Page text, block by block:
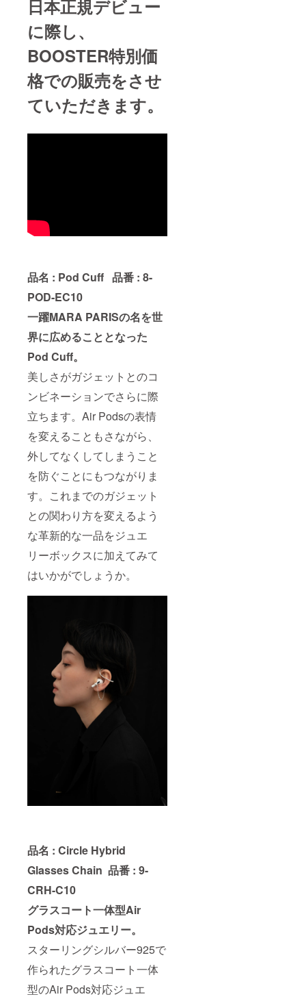
日本正規デビュー
に際し、
BOOSTER特別価
格での販売をさせ
ていただきます。
品名 : Pod Cuff 品番 : 8-
POD-EC10
一躍MARA PARISの名を世
界に広めることとなった
Pod Cuff。
美しさがガジェットとのコ
ンビネーションでさらに際
立ちます。Air Podsの表情
を変えることもさながら、
外してなくしてしまうこと
を防ぐことにもつながりま
す。これまでのガジェット
との関わり方を変えるよう
な革新的な一品をジュエ
リーボックスに加えてみて
はいかがでしょうか。
品名 : Circle Hybrid
Glasses Chain 品番 : 9-
CRH-C10
グラスコート一体型Air
Pods対応ジュエリー。
スターリングシルバー925で
作られたグラスコート一体
型のAir Pods対応ジュエ